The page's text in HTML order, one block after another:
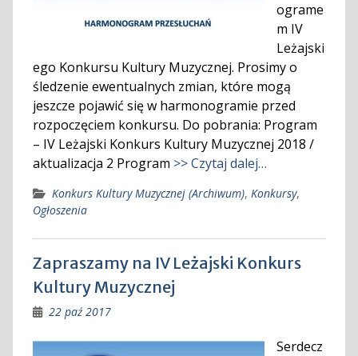
ograme
m IV
Leżajski
ego Konkursu Kultury Muzycznej. Prosimy o
śledzenie ewentualnych zmian, które mogą
jeszcze pojawić się w harmonogramie przed
rozpoczęciem konkursu. Do pobrania: Program
– IV Leżajski Konkurs Kultury Muzycznej 2018 /
aktualizacja 2 Program >> Czytaj dalej…
Konkurs Kultury Muzycznej (Archiwum), Konkursy,
Ogłoszenia
Zapraszamy na IV Leżajski Konkurs
Kultury Muzycznej
22 paź 2017
Serdecz